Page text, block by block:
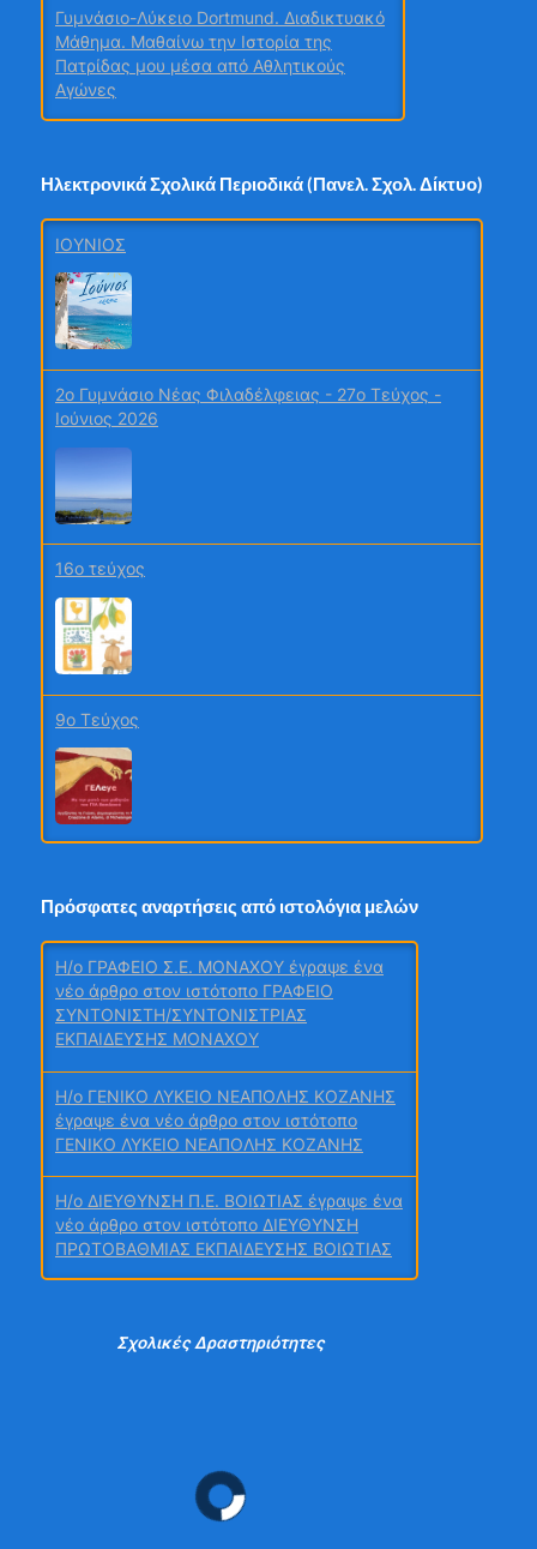
Γυμνάσιο-Λύκειο Dortmund. Διαδικτυακό
Μάθημα. Μαθαίνω την Ιστορία της
Πατρίδας μου μέσα από Αθλητικούς
Αγώνες
Παιδείας μέσω του
webmail.sch.gr/express
Τα Erasmus νέα μας! – Ιούλιος 2026 –
Γυμνάσιο Κανήθου Χαλκίδας
Χαλκίδας
Ταξίδι γνώσης και συμπερίληψης στη
Βιέννη για εκπαιδευτικούς του 6ου
Γυμνασίου Λάρισας
Χρυσή Διάκριση στα Education Leaders
Awards 2026 για Σχολεία της Πέλλας
Ηλεκτρονικά Σχολικά Περιοδικά (Πανελ. Σχολ. Δίκτυο)
ΙΟΥΝΙΟΣ
2o Γυμνάσιο Νέας Φιλαδέλφειας - 27ο Τεύχος -
Ιούνιος 2026
16ο τεύχος
9ο Τεύχος
Τεύχος 12
Πρόσφατες αναρτήσεις από ιστολόγια μελών
H/o ΓΡΑΦΕΙΟ Σ.Ε. ΜΟΝΑΧΟΥ έγραψε ένα
νέο άρθρο στον ιστότοπο ΓΡΑΦΕΙΟ
ΣΥΝΤΟΝΙΣΤΗ/ΣΥΝΤΟΝΙΣΤΡΙΑΣ
ΕΚΠΑΙΔΕΥΣΗΣ ΜΟΝΑΧΟΥ
H/o ΓΕΝΙΚΟ ΛΥΚΕΙΟ ΝΕΑΠΟΛΗΣ ΚΟΖΑΝΗΣ
έγραψε ένα νέο άρθρο στον ιστότοπο
ΓΕΝΙΚΟ ΛΥΚΕΙΟ ΝΕΑΠΟΛΗΣ ΚΟΖΑΝΗΣ
H/o ΔΙΕΥΘΥΝΣΗ Π.Ε. ΒΟΙΩΤΙΑΣ έγραψε ένα
νέο άρθρο στον ιστότοπο ΔΙΕΥΘΥΝΣΗ
ΠΡΩΤΟΒΑΘΜΙΑΣ ΕΚΠΑΙΔΕΥΣΗΣ ΒΟΙΩΤΙΑΣ
Επαγγελματικής Κατάρτισης (Σ.Α.Ε.Κ.)
Σχολικές Δραστηριότητες